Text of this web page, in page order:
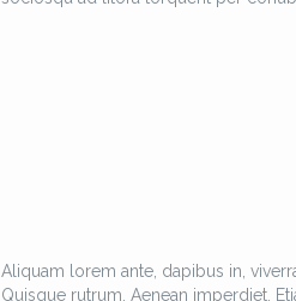
Aliquam lorem ante, dapibus in,
Quisque rutrum. Aenean imperdiet.